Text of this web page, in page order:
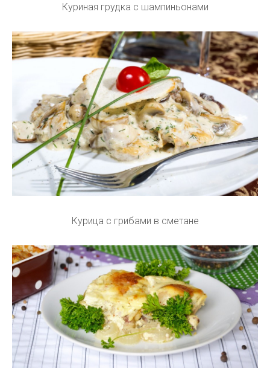
Куриная грудка с шампиньонами
Курица с грибами в сметане